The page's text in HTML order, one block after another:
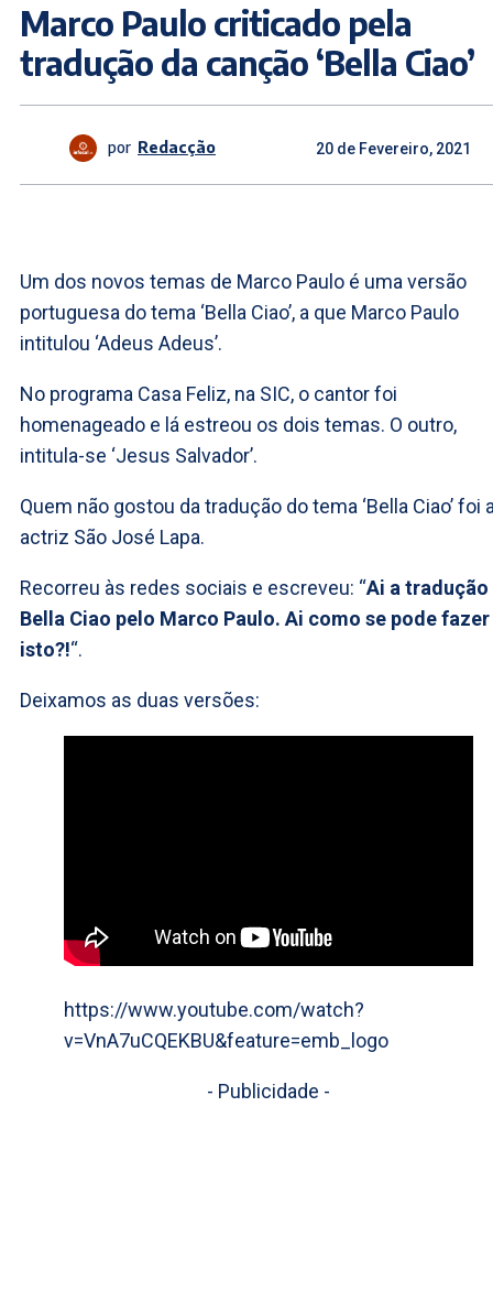
Marco Paulo criticado pela
tradução da canção ‘Bella Ciao’
por Redacção 20 de Fevereiro, 2021
Um dos novos temas de Marco Paulo é uma versão
portuguesa do tema ‘Bella Ciao’, a que Marco Paulo
intitulou ‘Adeus Adeus’.
No programa Casa Feliz, na SIC, o cantor foi
homenageado e lá estreou os dois temas. O outro,
intitula-se ‘Jesus Salvador’.
Quem não gostou da tradução do tema ‘Bella Ciao’ foi
actriz São José Lapa.
Recorreu às redes sociais e escreveu: “Ai a tradução
Bella Ciao pelo Marco Paulo. Ai como se pode fazer
isto?!“.
Deixamos as duas versões:
https://www.youtube.com/watch?
v=VnA7uCQEKBU&feature=emb_logo
- Publicidade -